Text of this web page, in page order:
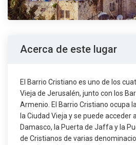
Acerca de este lugar
El Barrio Cristiano es uno de los
Vieja de Jerusalén, junto con los
Armenio. El Barrio Cristiano ocupa
la Ciudad Vieja y se puede acceder
Damasco, la Puerta de Jaffa y la
de Cristianos de varias